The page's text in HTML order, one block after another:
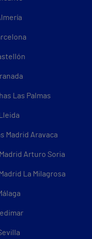
Las Palmas
Madrid Aravaca
Arturo Soria
La Milagrosa